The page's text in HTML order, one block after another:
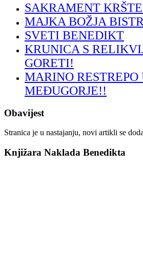
SAKRAMENT
MAJKA BOŽJA
SVETI BENEDIKT
KRUNICA S
GORETI!
MARINO
MEĐUGORJE!!
Obavijest
Stranica je u nastajanju, novi artikli se
Knjižara Naklada Benedikta